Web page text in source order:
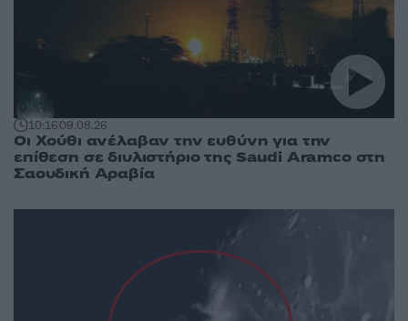
10:1609.08.26
Οι Χούθι ανέλαβαν την ευθύνη για την
επίθεση σε διυλιστήριο της Saudi Aramco στη
Σαουδική Αραβία